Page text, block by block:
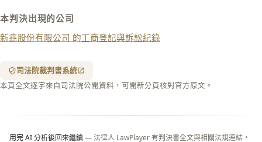
本判決出現的公司
新鑫股份有限公司 的工商登記與訴訟紀錄
司法院裁判書系統
本頁全文逐字來自司法院公開資料，可開新分頁核對官方原文。
用完 AI 分析後回來繼續— 法律人 LawPlayer 有判決書全文與相關法規連結，